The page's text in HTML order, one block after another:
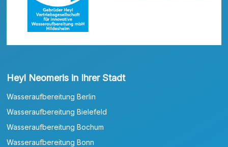
Heyl Neomeris in Ihrer Stadt
Wasseraufbereitung Berlin
Wasseraufbereitung Bielefeld
Wasseraufbereitung Bochum
Wasseraufbereitung Bonn